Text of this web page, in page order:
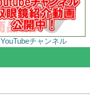
YouTubeチャンネル